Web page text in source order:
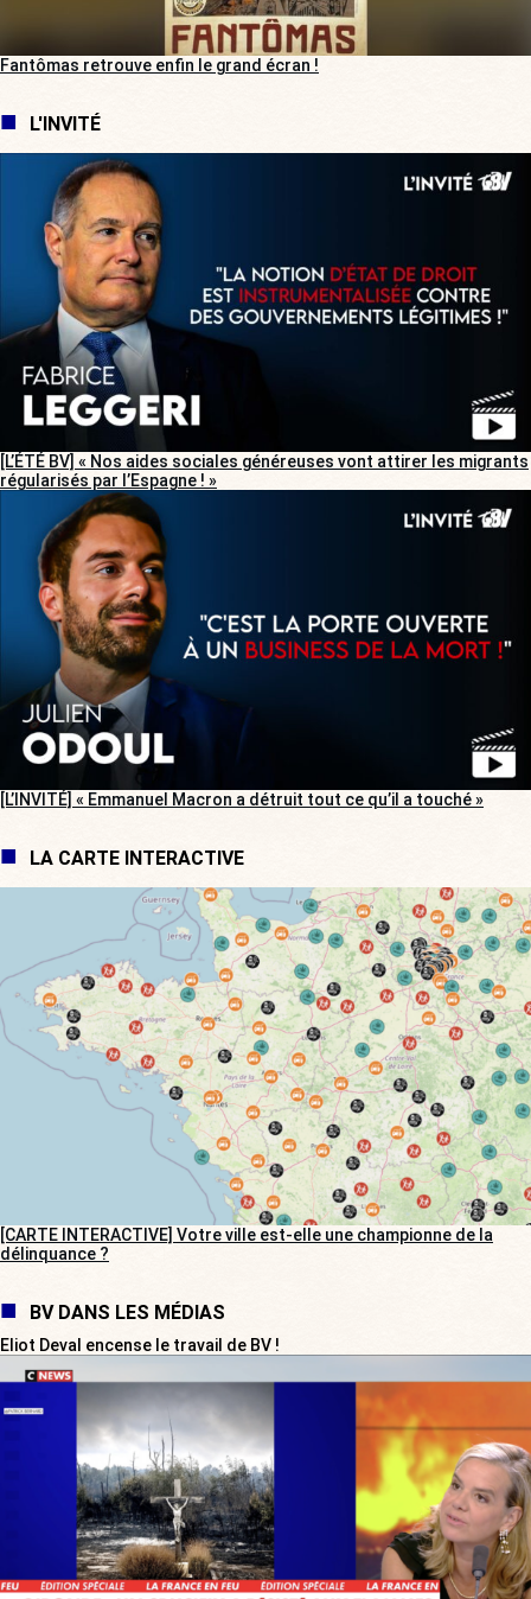
Fantômas retrouve enfin le grand écran !
L'INVITÉ
[L’ÉTÉ BV] « Nos aides sociales généreuses vont attirer les migrants
régularisés par l’Espagne ! »
[L’INVITÉ] « Emmanuel Macron a détruit tout ce qu’il a touché »
LA CARTE INTERACTIVE
[CARTE INTERACTIVE] Votre ville est-elle une championne de la
délinquance ?
BV DANS LES MÉDIAS
Eliot Deval encense le travail de BV !